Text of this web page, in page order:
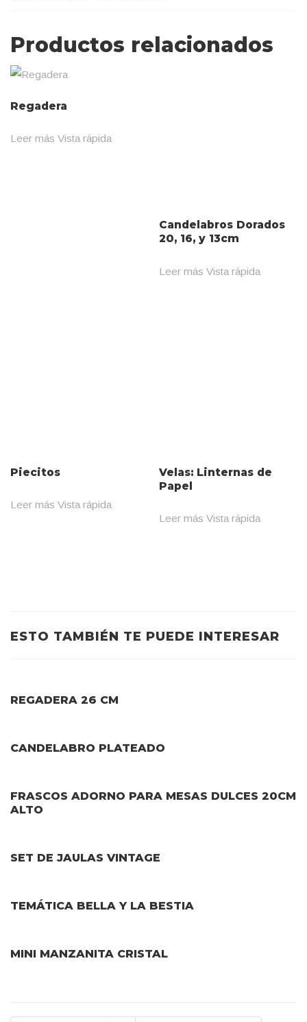
Productos relacionados
Regadera
Leer más Vista rápida
Candelabros Dorados
20, 16, y 13cm
Leer más Vista rápida
Piecitos
Leer más Vista rápida
Velas: Linternas de
Papel
Leer más Vista rápida
ESTO TAMBIÉN TE PUEDE INTERESAR
REGADERA 26 CM
CANDELABRO PLATEADO
FRASCOS ADORNO PARA MESAS DULCES 20CM
ALTO
SET DE JAULAS VINTAGE
TEMÁTICA BELLA Y LA BESTIA
MINI MANZANITA CRISTAL